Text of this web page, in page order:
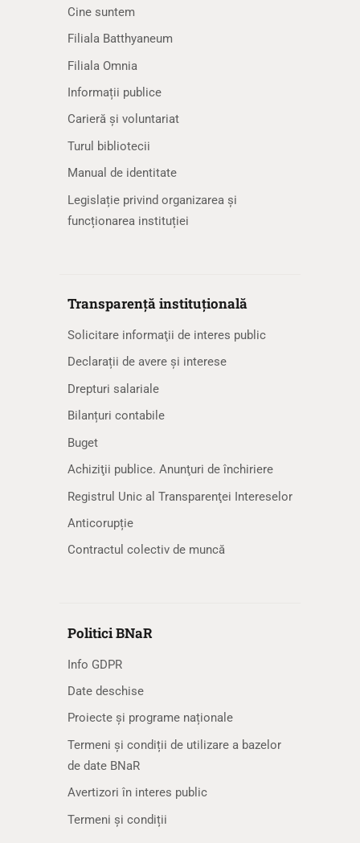
Cine suntem
Filiala Batthyaneum
Filiala Omnia
Informații publice
Carieră și voluntariat
Turul bibliotecii
Manual de identitate
Legislație privind organizarea și
funcționarea instituției
Transparență instituțională
Solicitare informaţii de interes public
Declarații de avere și interese
Drepturi salariale
Bilanțuri contabile
Buget
Achiziţii publice. Anunţuri de închiriere
Registrul Unic al Transparenţei Intereselor
Anticorupție
Contractul colectiv de muncă
Politici BNaR
Info GDPR
Date deschise
Proiecte și programe naționale
Termeni și condiții de utilizare a bazelor
de date BNaR
Avertizori în interes public
Termeni și condiții